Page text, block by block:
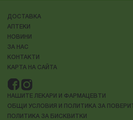
ДОСТАВКА
АПТЕКИ
НОВИНИ
ЗА НАС
КОНТАКТИ
КАРТА НА САЙТА
НАШИТЕ ЛЕКАРИ И ФАРМАЦЕВТИ
ОБЩИ УСЛОВИЯ И ПОЛИТИКА ЗА
ПОЛИТИКА ЗА БИСКВИТКИ